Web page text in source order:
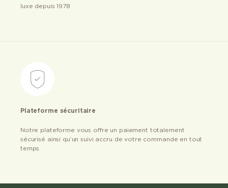
luxe depuis 1978
Plateforme sécuritaire
Notre plateforme vous offre un paiement totalement
sécurisé ainsi qu’un suivi accru de votre commande en tout
temps